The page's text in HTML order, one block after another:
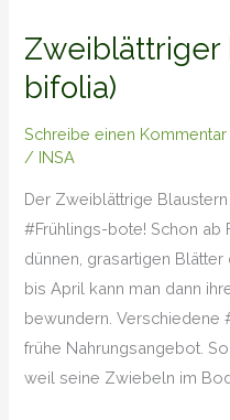
Zweiblättriger
bifolia)
Schreibe einen Kommentar
/ INSA
Der Zweiblättrige
#Frühlings-bote! Schon ab
dünnen, grasartigen
bis April kann man dann
bewundern. Verschiedene
frühe Nahrungsangebot.
weil seine Zwiebeln im